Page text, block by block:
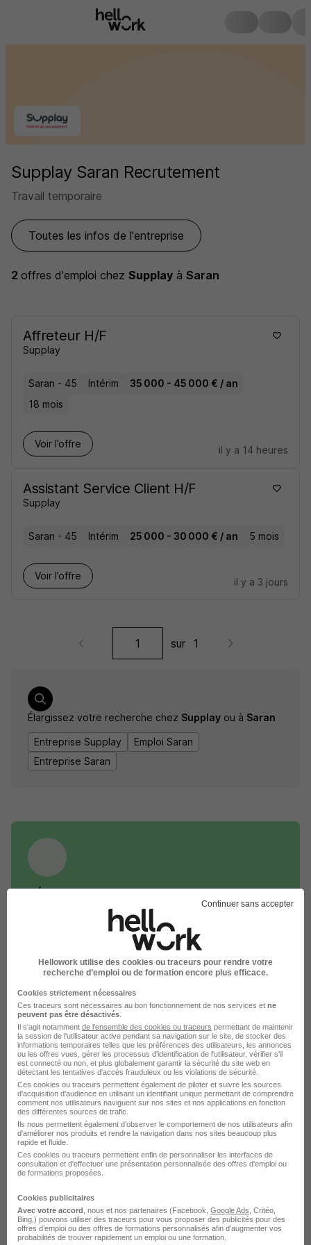
Supplay Saran Recrutement
Travail temporaire
Toutes les infos de l'entreprise
2 offres d'emploi chez Supplay à Saran
Affreteur H/F
Supplay
Saran - 45 Intérim
35 000 - 45 000 € / an
18 mois
Voir l’offre
il y a 14 heures
Assistant Service Client H/F
Supplay
Saran - 45 Intérim 25 000 - 30 000 € / an 5 mois
Voir l’offre
il y a 3 jours
sur 1
Élargissez votre recherche chez Supplay ou à Saran
Entreprise Supplay
Emploi Saran
Entreprise Saran
Rendez votre CV accessible à l’ensemble des
recruteurs de la CVthèque Hellowork.
Rendre mon CV visible
Supplay recrute autour de Saran
Supplay Meung-sur-Loire
Supplay Épieds-en-Beauce
Supplay Fleury-les-Aubrais
Supplay Gidy
Supplay Orléans
Voir plus
Continuer sans accepter
Hellowork utilise des cookies ou traceurs pour rendre votre
recherche d’emploi ou de formation encore plus efficace.
Cookies strictement nécessaires
Ces traceurs sont nécessaires au bon fonctionnement de nos services et ne
peuvent pas être désactivés
Il s'agit notamment de l'ensemble des cookies ou traceurs permettant de maintenir
la session de l'utilisateur active pendant sa navigation sur le site, de stocker des
informations temporaires telles que les préférences des utilisateurs, les annonces
ou les offres vues, gérer les processus d'identification de l'utilisateur, vérifier s'il
est connecté ou non, et plus globalement garantir la sécurité du site web en
détectant les tentatives d'accès frauduleux ou les violations de sécurité.
Ces cookies ou traceurs permettent également de piloter et suivre les sources
d'acquisition d'audience en utilisant un identifiant unique permettant de comprendre
comment nos utilisateurs naviguent sur nos sites et nos applications en fonction
des différentes sources de trafic.
Ils nous permettent également d’observer le comportement de nos utilisateurs afin
d'améliorer nos produits et rendre la navigation dans nos sites beaucoup plus
rapide et fluide.
Ces cookies ou traceurs permettent enfin de personnaliser les interfaces de
consultation et d'effectuer une présentation personnalisée des offres d'emploi ou
de formations proposées.
Cookies publicitaires
Avec votre accord , nous et nos partenaires (Facebook, Google Ads , Critéo,
Bing,) pouvons utiliser des traceurs pour vous proposer des publicités pour des
offres d’emploi ou des offres de formations personnalisés afin d’augmenter vos
probabilités de trouver rapidement un emploi ou une formation.